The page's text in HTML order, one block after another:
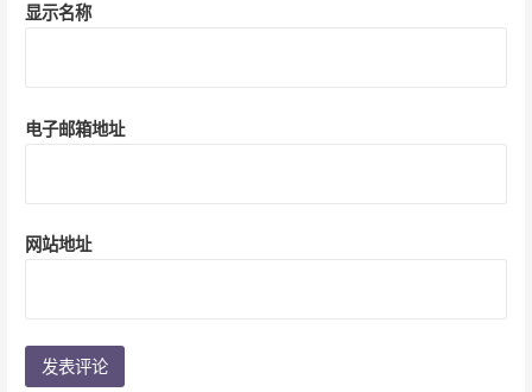
显示名称
电子邮箱地址
网站地址